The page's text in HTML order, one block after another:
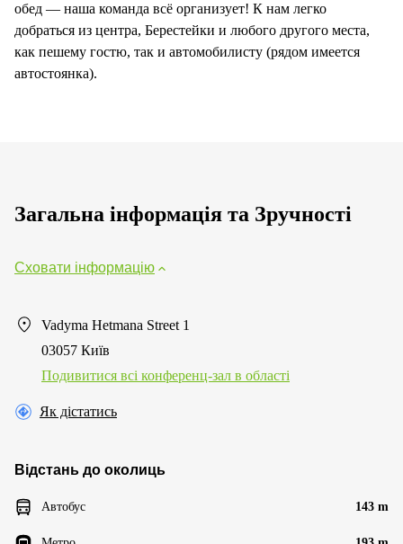
обед — наша команда всё организует! К нам легко
добраться из центра, Берестейки и любого другого места,
как пешему гостю, так и автомобилисту (рядом имеется
автостоянка).
Загальна інформація та Зручності
Сховати інформацію
Vadyma Hetmana Street 1
03057 Київ
Подивитися всі конференц-зал в області
Як дістатись
Відстань до околиць
Автобус 143 m